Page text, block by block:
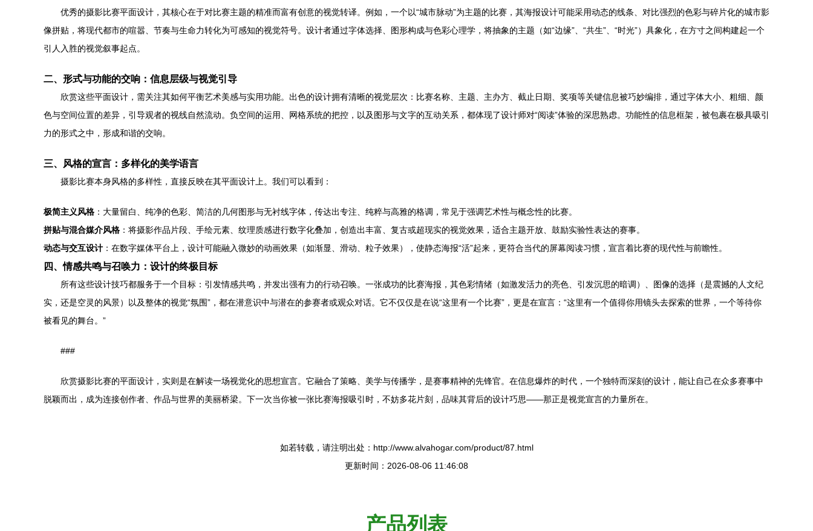
优秀的摄影比赛平面设计，其核心在于对比赛主题的精准而富有创意的视觉转译。例如，一个以“城市脉动”为主题的比赛，其海报设计可能采用动态的线条、对比强烈的色彩与碎片化的城市影
像拼贴，将现代都市的喧嚣、节奏与生命力转化为可感知的视觉符号。设计者通过字体选择、图形构成与色彩心理学，将抽象的主题（如“边缘”、“共生”、“时光”）具象化，在方寸之间构建起一个
引人入胜的视觉叙事起点。
二、形式与功能的交响：信息层级与视觉引导
欣赏这些平面设计，需关注其如何平衡艺术美感与实用功能。出色的设计拥有清晰的视觉层次：比赛名称、主题、主办方、截止日期、奖项等关键信息被巧妙编排，通过字体大小、粗细、颜
色与空间位置的差异，引导观者的视线自然流动。负空间的运用、网格系统的把控，以及图形与文字的互动关系，都体现了设计师对“阅读”体验的深思熟虑。功能性的信息框架，被包裹在极具吸引
力的形式之中，形成和谐的交响。
三、风格的宣言：多样化的美学语言
摄影比赛本身风格的多样性，直接反映在其平面设计上。我们可以看到：
极简主义风格 ：大量留白、纯净的色彩、简洁的几何图形与无衬线字体，传达出专注、纯粹与高雅的格调，常见于强调艺术性与概念性的比赛。
拼贴与混合媒介风格 ：将摄影作品片段、手绘元素、纹理质感进行数字化叠加，创造出丰富、复古或超现实的视觉效果，适合主题开放、鼓励实验性表达的赛事。
动态与交互设计 ：在数字媒体平台上，设计可能融入微妙的动画效果（如渐显、滑动、粒子效果），使静态海报“活”起来，更符合当代的屏幕阅读习惯，宣言着比赛的现代性与前瞻性。
四、情感共鸣与召唤力：设计的终极目标
所有这些设计技巧都服务于一个目标：引发情感共鸣，并发出强有力的行动召唤。一张成功的比赛海报，其色彩情绪（如激发活力的亮色、引发沉思的暗调）、图像的选择（是震撼的人文纪
实，还是空灵的风景）以及整体的视觉“氛围”，都在潜意识中与潜在的参赛者或观众对话。它不仅仅是在说“这里有一个比赛”，更是在宣言：“这里有一个值得你用镜头去探索的世界，一个等待你
被看见的舞台。”
###
欣赏摄影比赛的平面设计，实则是在解读一场视觉化的思想宣言。它融合了策略、美学与传播学，是赛事精神的先锋官。在信息爆炸的时代，一个独特而深刻的设计，能让自己在众多赛事中
脱颖而出，成为连接创作者、作品与世界的美丽桥梁。下一次当你被一张比赛海报吸引时，不妨多花片刻，品味其背后的设计巧思——那正是视觉宣言的力量所在。
如若转载，请注明出处：http://www.alvahogar.com/product/87.html
更新时间：2026-08-06 11:46:08
产品列表